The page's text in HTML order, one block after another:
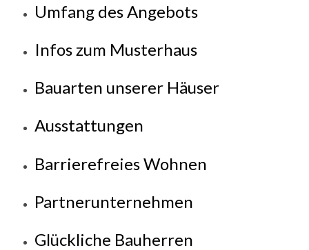
Umfang des Angebots
Infos zum Musterhaus
Bauarten unserer Häuser
Ausstattungen
Barrierefreies Wohnen
Partnerunternehmen
Glückliche Bauherren